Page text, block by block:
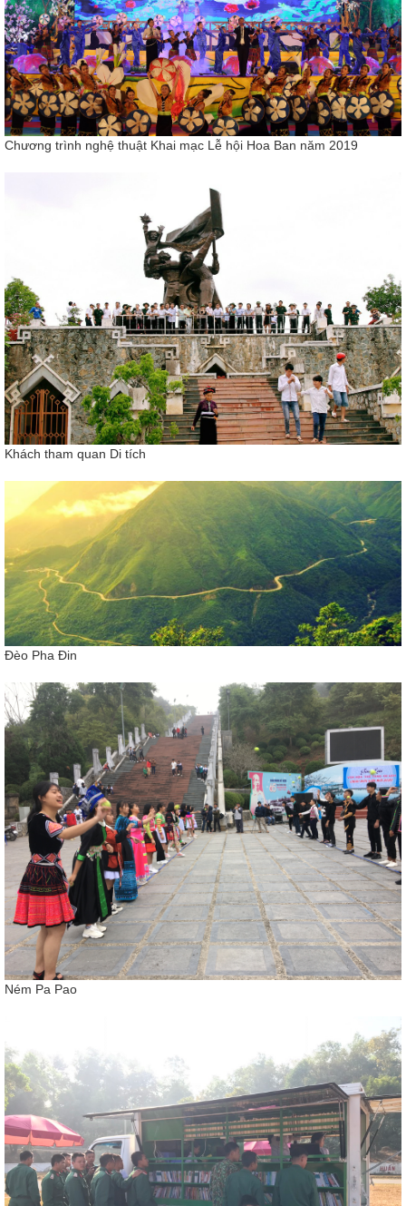
Chương trình nghệ thuật Khai mạc Lễ hội Hoa Ban năm 2019
Khách tham quan Di tích
Đèo Pha Đin
Ném Pa Pao